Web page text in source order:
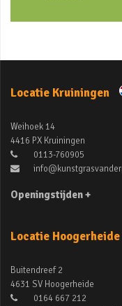
Locatie Kruiningen
Weihoek 14
4416 PX Kruiningen
0113-760905
Openingstijden +
Locatie Hoogerheide
Buitendreef 2
4631 SV Hoogerheide
0164 667 212